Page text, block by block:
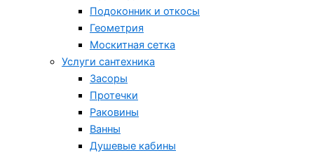
Подоконник и откосы
Геометрия
Москитная сетка
Услуги сантехника
Засоры
Протечки
Раковины
Ванны
Душевые кабины